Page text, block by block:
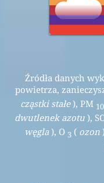
Źródła danych
powietrza,
cząstki stałe), PM 10
dwutlenek azotu ),
węgla), O 3 ( ozon